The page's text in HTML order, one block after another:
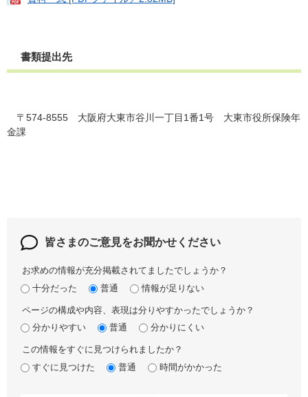
書類提出先
〒574-8555 大阪府大東市谷川一丁目1番1号 大東市役所保険年
金課
皆さまのご意見をお聞かせください
お求めの情報が充分掲載されてましたでしょうか？
十分だった
普通 情報が足りない
ページの構成や内容、表現は分りやすかったでしょうか？
分かりやすい
普通 分かりにくい
この情報をすぐに見つけられましたか？
すぐに見つけた
普通 時間がかかった